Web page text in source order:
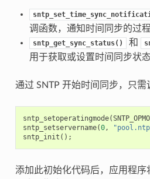
调函数，通知时间同步的过程
sntp_get_sync_status() 和
用于获取或设置时间同步状态
通过 SNTP 开始时间同步，只需
sntp_setoperatingmode(
sntp_setservername(0,
sntp_init ();
添加此初始化代码后，应用程序